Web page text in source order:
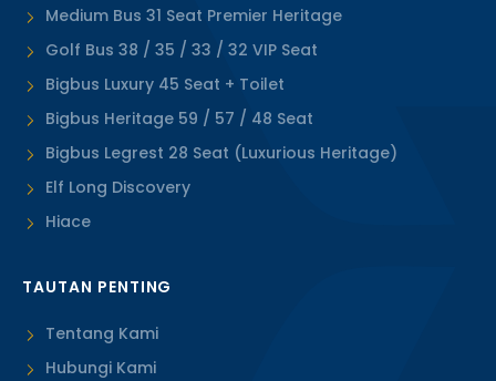
Medium Bus 31 Seat Premier Heritage
Golf Bus 38 / 35 / 33 / 32 VIP Seat
Bigbus Luxury 45 Seat + Toilet
Bigbus Heritage 59 / 57 / 48 Seat
Bigbus Legrest 28 Seat (Luxurious Heritage)
Elf Long Discovery
Hiace
TAUTAN PENTING
Tentang Kami
Hubungi Kami